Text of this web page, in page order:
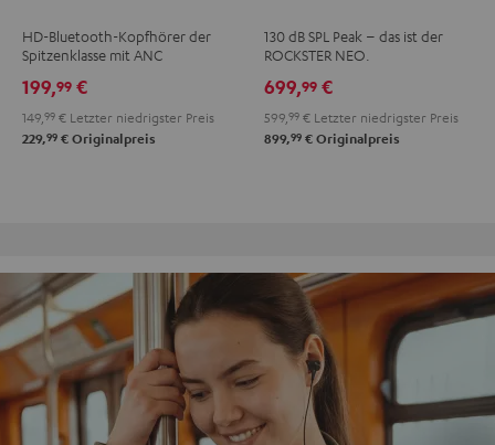
3
Night
Black
3
Pearl
White
3
Steel
HD-Bluetooth-Kopfhörer der
Spitzenklasse mit ANC
199,99 €
149, 99 € Letzter niedrigster Preis
229,99 € Originalpreis
130 dB SPL Peak – das ist der
ROCKSTER NEO.
699,99 €
599, 99 € Letzter niedrigster Preis
899,99 € Originalpreis